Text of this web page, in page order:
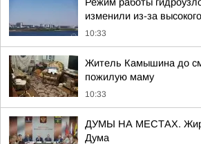
изменили из-за
10:33
Житель Камышина до
пожилую маму
10:33
ДУМЫ НА МЕСТАХ.
Дума